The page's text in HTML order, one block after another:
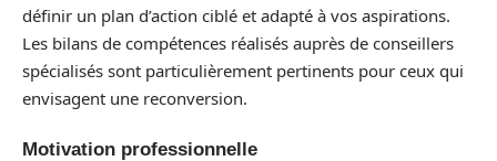
définir un plan d’action ciblé et adapté à vos aspirations.
Les bilans de compétences réalisés auprès de conseillers
spécialisés sont particulièrement pertinents pour ceux qui
envisagent une reconversion.
Motivation professionnelle